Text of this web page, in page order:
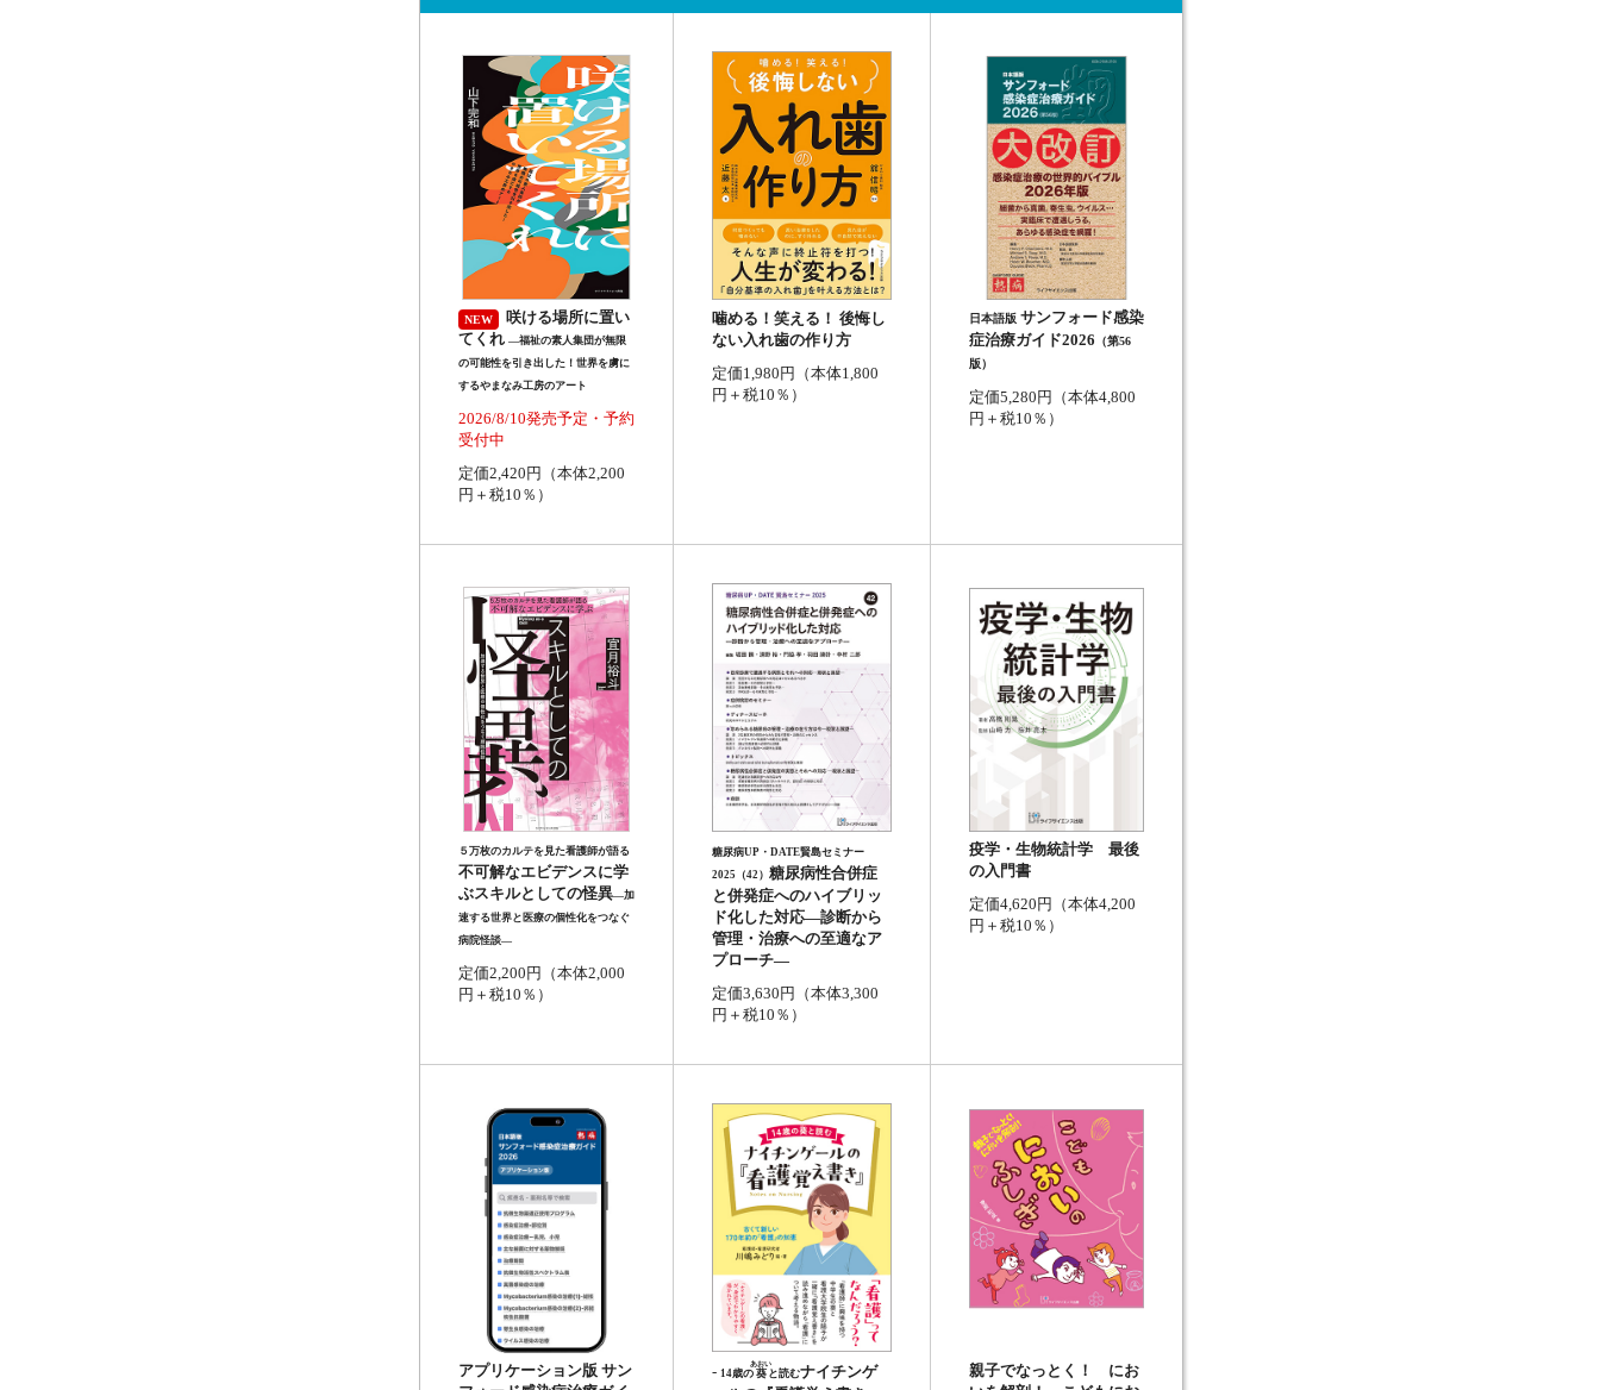
NEW
咲ける場所に置い
てくれ ―福祉の素人集団が無限
の可能性を引き出した！世界を虜に
するやまなみ工房のアート
2026/8/10発売予定・予約
受付中
定価2,420円（本体2,200
円＋税10％）
噛める！笑える！ 後悔し
ない入れ歯の作り方
定価1,980円（本体1,800
円＋税10％）
日本語版サンフォード感染
症治療ガイド2026 （第56
版）
定価5,280円（本体4,800
円＋税10％）
５万枚のカルテを見た看護師が語る
不可解なエビデンスに学
ぶスキルとしての怪異―加
速する世界と医療の個性化をつなぐ
病院怪談―
定価2,200円（本体2,000
円＋税10％）
糖尿病UP・DATE賢島セミナー
2025（42）糖尿病性合併症
と併発症へのハイブリッ
ド化した対応―診断から
管理・治療への至適なア
プローチ―
定価3,630円（本体3,300
円＋税10％）
疫学・生物統計学 最後
の入門書
定価4,620円（本体4,200
円＋税10％）
アプリケーション版 サン
- 14歳の 葵
あおい
と読むナイチンゲ
親子でなっとく！ にお